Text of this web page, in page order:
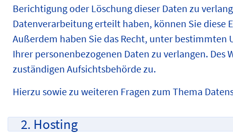
Berichtigung oder Löschung dieser Daten zu
Datenverarbeitung erteilt haben, können Sie
Außerdem haben Sie das Recht, unter
Ihrer personenbezogenen Daten zu verlangen.
zuständigen Aufsichtsbehörde zu.
Hierzu sowie zu weiteren Fragen zum Thema
2. Hosting